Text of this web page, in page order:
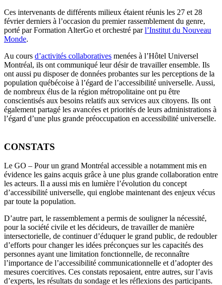
Ces intervenants de différents milieux étaient réunis les 27 et 28
février derniers à l’occasion du premier rassemblement du genre,
porté par Formation AlterGo et orchestré parl’Institut du Nouveau
Monde.
Au cours d’activités collaboratives menées à l’Hôtel Universel
Montréal, ils ont communiqué leur désir de travailler ensemble. Ils
ont aussi pu disposer de données probantes sur les perceptions de la
population québécoise à l’égard de l’accessibilité universelle. Aussi,
de nombreux élus de la région métropolitaine ont pu être
conscientisés aux besoins relatifs aux services aux citoyens. Ils ont
également partagé les avancées et priorités de leurs administrations à
l’égard d’une plus grande préoccupation en accessibilité universelle.
CONSTATS
Le GO – Pour un grand Montréal accessible a notamment mis en
évidence les gains acquis grâce à une plus grande collaboration entre
les acteurs. Il a aussi mis en lumière l’évolution du concept
d’accessibilité universelle, qui englobe maintenant des enjeux vécus
par toute la population.
D’autre part, le rassemblement a permis de souligner la nécessité,
pour la société civile et les décideurs, de travailler de manière
intersectorielle, de continuer d’éduquer le grand public, de redoubler
d’efforts pour changer les idées préconçues sur les capacités des
personnes ayant une limitation fonctionnelle, de reconnaître
l’importance de l’accessibilité communicationnelle et d’adopter des
mesures coercitives. Ces constats reposaient, entre autres, sur l’avis
d’experts, les résultats du sondage et les réflexions des participants.